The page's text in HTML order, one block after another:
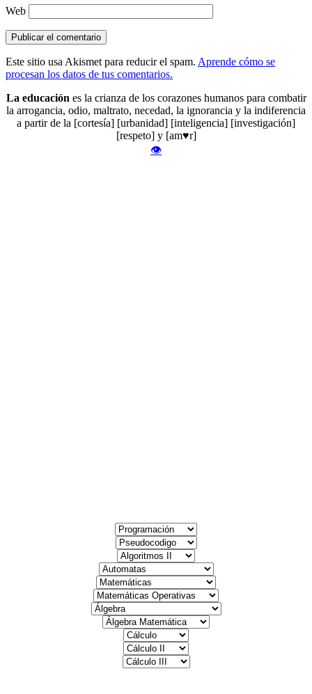
Web
Este sitio usa Akismet para reducir el spam. Aprende cómo se
procesan los datos de tus comentarios.
La educaciónes la crianza de los corazones humanos para combatir
la arrogancia, odio, maltrato, necedad, la ignorancia y la indiferencia
a partir de la [cortesía] [urbanidad] [inteligencia] [investigación]
[respeto] y [am♥r]
👁